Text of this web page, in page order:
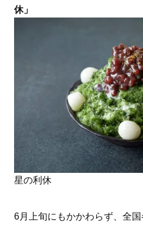
休」
星の利休
6月上旬にもかかわらず、全